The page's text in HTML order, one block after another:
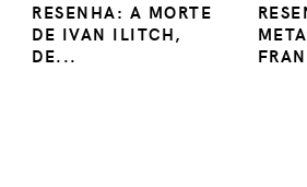
RESENHA: A MORTE
DE IVAN ILITCH,
DE...